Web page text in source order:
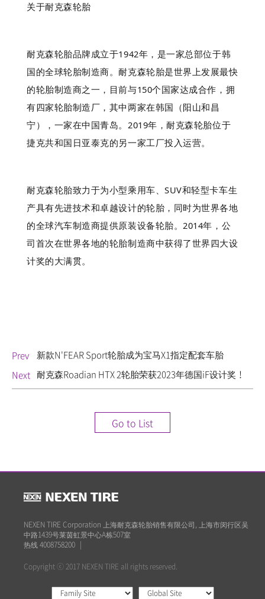
关于耐克森轮胎
耐克森轮胎品牌成立于1942年，是一家总部位于韩
国的全球轮胎制造商。耐克森轮胎是世界上发展最快
的轮胎制造商之一，目前与150个国家达成合作，拥
有四家轮胎制造厂，其中两家在韩国（阳山和昌
宁），一家在中国青岛。2019年，耐克森轮胎位于
捷克共和国日亚泰克的另一家工厂投入运营。
耐克森轮胎致力于为小型乘用车、SUV和轻型卡车生
产具有先进技术和卓越设计的轮胎，同时为世界各地
的全球汽车制造商提供原装设备轮胎。2014年，公
司首次在世界各地的轮胎制造商中获得了世界四大设
计奖的大满贯。
Prev 新款N'FEAR Sport轮胎成为宝马X1指定配套车胎
Next 耐克森Roadian HTX 2轮胎荣获2023年德国iF设计奖！
Go to List
NEXEN TIRE Corporation 上海耐克森轮胎销售有限公司, 上海市闵行区吴
中路1439号莱茵虹景中心A栋507室
热线 4008758200
Copyright ⓒ 2017 NEXEN TIRE all rights reserved.